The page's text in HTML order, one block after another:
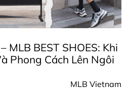
MLB BEST SHOES: Khi
Phong Cách Lên Ngôi
MLB Vietnam